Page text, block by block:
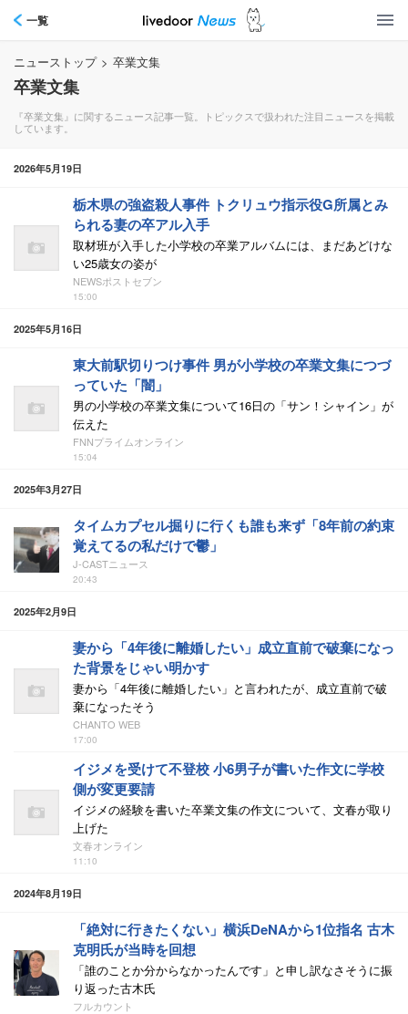
一覧
ニューストップ > 卒業文集
卒業文集
『卒業文集』に関するニュース記事一覧。トピックスで扱われた注目ニュースを掲載
しています。
2026年5月19日
栃木県の強盗殺人事件 トクリュウ指示役G所属とみ
られる妻の卒アル入手
取材班が入手した小学校の卒業アルバムには、まだあどけな
い25歳女の姿が
NEWSポストセブン
15:00
2025年5月16日
東大前駅切りつけ事件 男が小学校の卒業文集につづ
っていた「闇」
男の小学校の卒業文集について16日の「サン！シャイン」が
伝えた
FNNプライムオンライン
15:04
2025年3月27日
タイムカプセル掘りに行くも誰も来ず「8年前の約束
覚えてるの私だけで鬱」
J-CASTニュース
20:43
2025年2月9日
妻から「4年後に離婚したい」成立直前で破棄になっ
た背景をじゃい明かす
妻から「4年後に離婚したい」と言われたが、成立直前で破
棄になったそう
CHANTO WEB
17:00
イジメを受けて不登校 小6男子が書いた作文に学校
側が変更要請
イジメの経験を書いた卒業文集の作文について、文春が取り
上げた
文春オンライン
11:10
2024年8月19日
「絶対に行きたくない」横浜DeNAから1位指名 古木
克明氏が当時を回想
「誰のことか分からなかったんです」と申し訳なさそうに振
り返った古木氏
フルカウント